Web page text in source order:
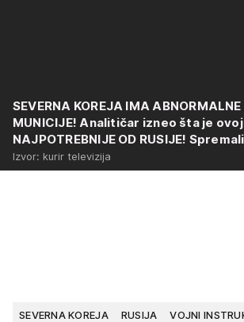
SEVERNA KOREJA IMA
MUNICIJE! Analitičar izneo šta je
NAJPOTREBNIJE OD RUSIJE!
Izvor: kurir televizija
SEVERNA KOREJA RUSIJA VOJNI